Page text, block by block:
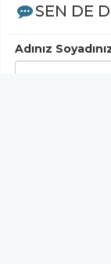
SEN DE
Adınız